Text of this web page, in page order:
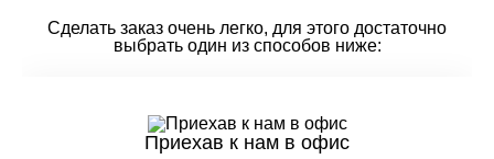
Сделать заказ очень легко, для этого достаточно
выбрать один из способов ниже:
Приехав к нам в офис